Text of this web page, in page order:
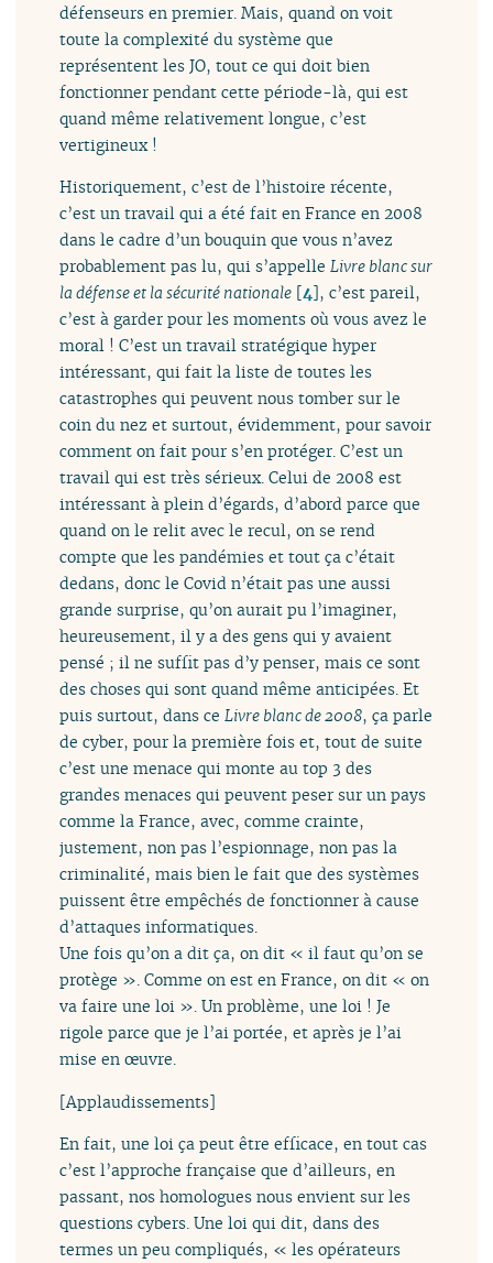
défenseurs en premier. Mais, quand on voit
toute la complexité du système que
représentent les JO, tout ce qui doit bien
fonctionner pendant cette période-là, qui est
quand même relativement longue, c’est
vertigineux !
Historiquement, c’est de l’histoire récente,
c’est un travail qui a été fait en France en 2008
dans le cadre d’un bouquin que vous n’avez
probablement pas lu, qui s’appelleLivre blanc sur
la défense et la sécurité nationale [4], c’est pareil,
c’est à garder pour les moments où vous avez le
moral ! C’est un travail stratégique hyper
intéressant, qui fait la liste de toutes les
catastrophes qui peuvent nous tomber sur le
coin du nez et surtout, évidemment, pour savoir
comment on fait pour s’en protéger. C’est un
travail qui est très sérieux. Celui de 2008 est
intéressant à plein d’égards, d’abord parce que
quand on le relit avec le recul, on se rend
compte que les pandémies et tout ça c’était
dedans, donc le Covid n’était pas une aussi
grande surprise, qu’on aurait pu l’imaginer,
heureusement, il y a des gens qui y avaient
pensé ; il ne suffit pas d’y penser, mais ce sont
des choses qui sont quand même anticipées. Et
puis surtout, dans ceLivre blanc de 2008, ça parle
de cyber, pour la première fois et, tout de suite
c’est une menace qui monte au top 3 des
grandes menaces qui peuvent peser sur un pays
comme la France, avec, comme crainte,
justement, non pas l’espionnage, non pas la
criminalité, mais bien le fait que des systèmes
puissent être empêchés de fonctionner à cause
d’attaques informatiques.
Une fois qu’on a dit ça, on dit « il faut qu’on se
protège ». Comme on est en France, on dit « on
va faire une loi ». Un problème, une loi ! Je
rigole parce que je l’ai portée, et après je l’ai
mise en œuvre.
[Applaudissements]
En fait, une loi ça peut être efficace, en tout cas
c’est l’approche française que d’ailleurs, en
passant, nos homologues nous envient sur les
questions cybers. Une loi qui dit, dans des
termes un peu compliqués, « les opérateurs